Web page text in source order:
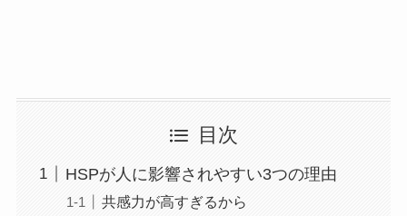
目次
HSPが人に影響されやすい3つの理由
共感力が高すぎるから